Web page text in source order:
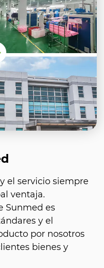
el servicio siempre
ventaja.
Sunmed es
y el
por nosotros
bienes y